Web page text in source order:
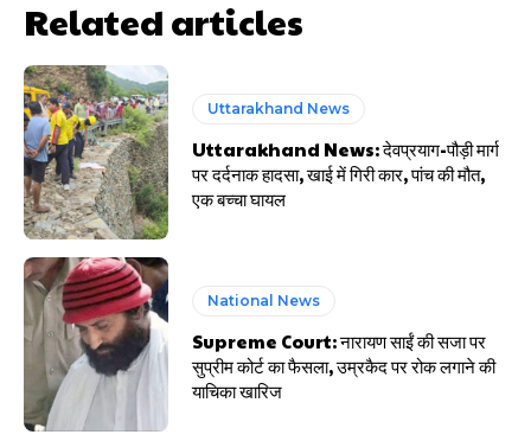
Related articles
Uttarakhand News
Uttarakhand News: देवप्रयाग-पौड़ी मार्ग
पर दर्दनाक हादसा, खाई में गिरी कार, पांच की मौत,
एक बच्चा घायल
National News
Supreme Court: नारायण साईं की सजा पर
सुप्रीम कोर्ट का फैसला, उम्रकैद पर रोक लगाने की
याचिका खारिज